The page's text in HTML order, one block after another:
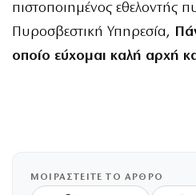
πιστοποιημένος εθελοντής
Πυροσβεστική Υπηρεσία,
οποίο εύχομαι καλή αρχή
ΜΟΙΡΑΣΤΕΙΤΕ ΤΟ ΑΡΘΡΟ